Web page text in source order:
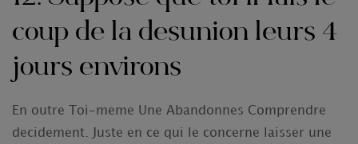
coup de la desunion leurs 4
jours environs
En outre Toi-meme Une Abandonnes Comprendre
decidement. Juste en ce qui le concerne laisser une